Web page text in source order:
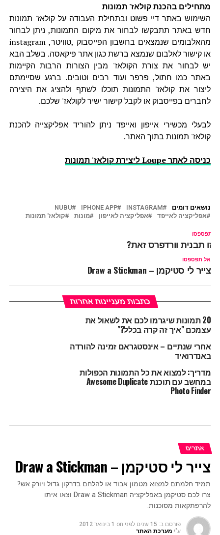
מתחילים בהכנת קולאז' תמונות
השימוש באתר דיי פשוט ובתחילת העבודה על קולאז' תמונות
חדש באתר תתבקשו לבחור את מיקום התמונות, ניתן לבחור
מהאלבומים שנמצאים בחשבון הפייסבוק ,טוויטר, instagram
או קישור לאלבום שנמצא ברשת כגון אתר פיקאסה. בשלב הבא
יש לבחור את צורת הקולאז' מבין הצורות הרבות הקיימות
באתר כמו חתול, פרפר ועוד רבים וטובים. ברגע שסיימתם
ליצור את קולאז' התמונות תוכלו לשתף ולהציג את היצירה
לחברים בפייסבוק או לקבל קישור ישיר לקולאז' שלכם.
לבעלי מכשירי אייפון ואייפד ניתן להוריד אפליקצייה להכנת
קולאז' תמונות בתוך האתר.
כניסה לאתר Loupe ליצירת קולאז' תמונות
נושאים דומים INSTAGRAM
IPHONE APP
NUBU
אפליקציה לאייפד
אפליקציה לאייפון מונות קולאז' תמונות
תפספסו
תבנית וורדפרס זאת?
אל תפספסו
צייר לי סטיקמן – Draw a Stickman
כתבות מעניינות אחרות
20 תמונות שיגרמו לכם את לשאול את
עצמכם "איך זה קרה בכלל?"
אחרי שנתיים – אינסטגראם זמינה להורדה
באנדרואיד
מדריך: למצוא את כל התמונות הכפולות
במחשב עם תוכנת Awesome Duplicate
Photo Finder
אתרים
צייר לי סטיקמן – Draw a Stickman
תמיד חלמתם למצוא מטמון אבוד או להלחם בדרקון גדול ויורק אש?
צרו לכם סטיקמן באפליקציה Draw a Stickman וצאו איתו
להרפתקאות מסוכנות.
פורסם ב: 15 שנים לפני on 1 בינואר 2012
ע"י מערכת האתר